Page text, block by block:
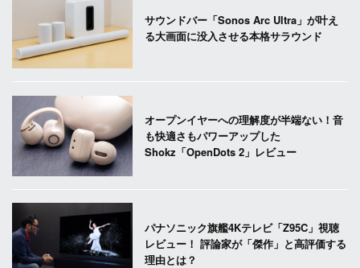
サウンドバー「Sonos Arc Ultra」が叶え
る大画面に没入させる本格サラウンド
オープンイヤーへの理解度が半端ない！音
も快適さもパワーアップした
Shokz「OpenDots 2」レビュー
パナソニック旗艦4Kテレビ「Z95C」視聴
レビュー！ 評論家が「傑作」と高評価する
理由とは？